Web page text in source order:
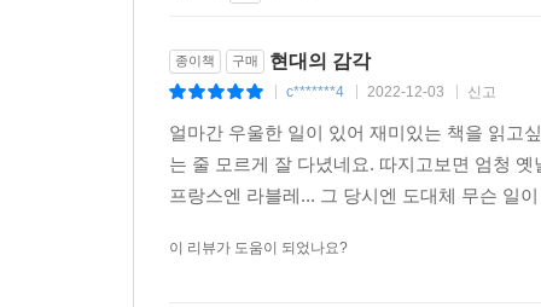
종이책 구매 현대의 감각
c*******4 2022-12-03 신고
얼마간 우울한 일이 있어 재미있는 책을 읽고
는 줄 모르게 잘 다녔네요. 따지고보면 엄청
프랑스엔 라블레... 그 당시엔 도대체 무슨 일
이 리뷰가 도움이 되었나요?